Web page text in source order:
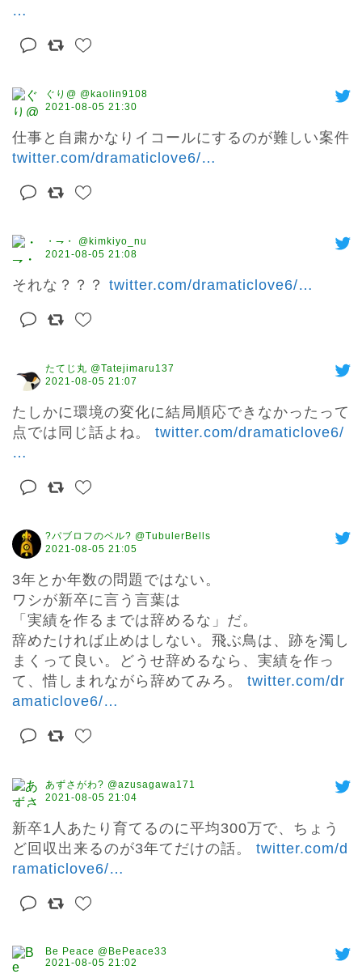
…
ぐり@ @kaolin9108
2021-08-05 21:30
twitter.com/dramaticlove6/…
・⇁・ @kimkiyo_nu
2021-08-05 21:08
それな？？？ twitter.com/dramaticlove6/…
たてじ丸 @Tatejimaru137
2021-08-05 21:07
たしかに環境の変化に結局順応できなかったって
点では同じ話よね。 twitter.com/dramaticlove6/
…
?パブロフのベル? @TubulerBells
2021-08-05 21:05
3年とか年数の問題ではない。
ワシが新卒に言う言葉は
「実績を作るまでは辞めるな」だ。
辞めたければ止めはしない。飛ぶ鳥は、跡を濁し
まくって良い。どうせ辞めるなら、実績を作っ
て、惜しまれながら辞めてみろ。 twitter.com/dr
amaticlove6/…
あずさがわ? @azusagawa171
2021-08-05 21:04
新卒1人あたり育てるのに平均300万で、ちょう
ど回収出来るのが3年てだけの話。 twitter.com/d
ramaticlove6/…
Be Peace @BePeace33
2021-08-05 21:02